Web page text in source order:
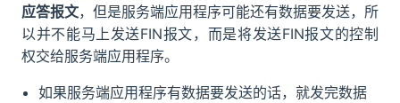
应答报文，但是服务端应用程序可能还有数据要发送，所
以并不能马上发送FIN报文，而是将发送FIN报文的控制
权交给服务端应用程序。
如果服务端应用程序有数据要发送的话，就发完数据